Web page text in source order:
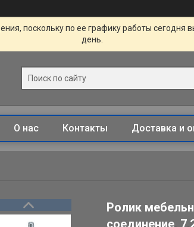
поскольку по ее графику работы
день.
О нас Контакты Доставка и
Ролик
соединение,